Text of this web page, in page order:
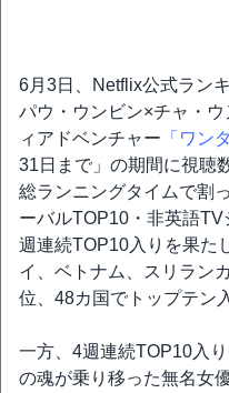
6月3日、Netflix公式ラン
パウ・ウンビン×チャ・
ィアドベンチャー 「ワン
31日まで」の期間に視聴
総ランニングタイムで割
ーバルTOP10・非英語
週連続TOP10入りを果た
イ、ベトナム、スリラン
位、48カ国でトップテン
一方、4週連続TOP10入
の魂が乗り移った無名女